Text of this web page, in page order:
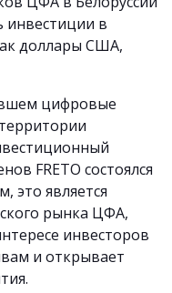
инвестиции в
доллары США,
цифровые
FRETO состоялся
это является
рынка ЦФА,
инвесторов
и открывает